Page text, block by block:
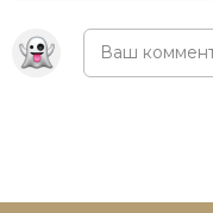
СССР